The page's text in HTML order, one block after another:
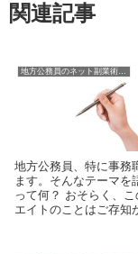
関連記事
地方公務員、特に事務
ます。そんなテーマを
って何？ おそらく、
エイトのことはご存知